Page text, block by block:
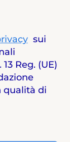
sui
Reg. (UE)
qualità di